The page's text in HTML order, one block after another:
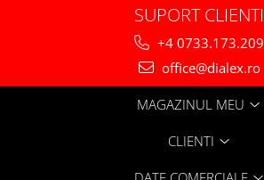
SUPORT CLIENTI
+4 0733.173.209
office@dialex.ro
MAGAZINUL MEU
CLIENTI